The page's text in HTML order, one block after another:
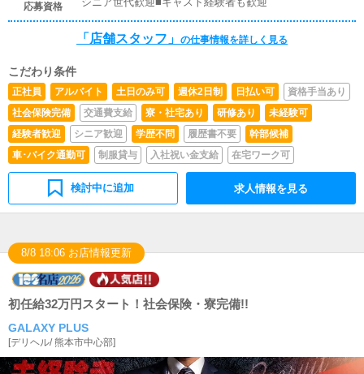
応募資格
「店舗スタッフ」 の仕事情報を詳しく見る
こだわり条件
正社員 アルバイト 土日のみ可 週休2日制 日払い可
資格手当あり
社会保険完備
交通費支給 寮・社宅あり 研修あり
未経験可
経験者歓迎
シニア歓迎 学歴不問 履歴書不要
幹部候補
車･バイク通勤可
制服貸与 入社祝い金支給 在宅ワーク可
検討中に追加 求人情報を見る
8/8 18:06 お店情報更新
初任給32万円スタート！社会保険・寮完備!!
GALAXY PLUS
[デリヘル/熊本市中心部]